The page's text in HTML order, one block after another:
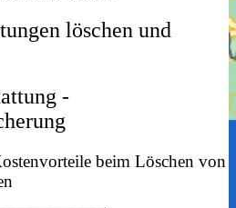
löschen und
-
beim Löschen von